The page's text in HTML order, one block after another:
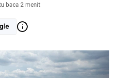
baca 2 menit